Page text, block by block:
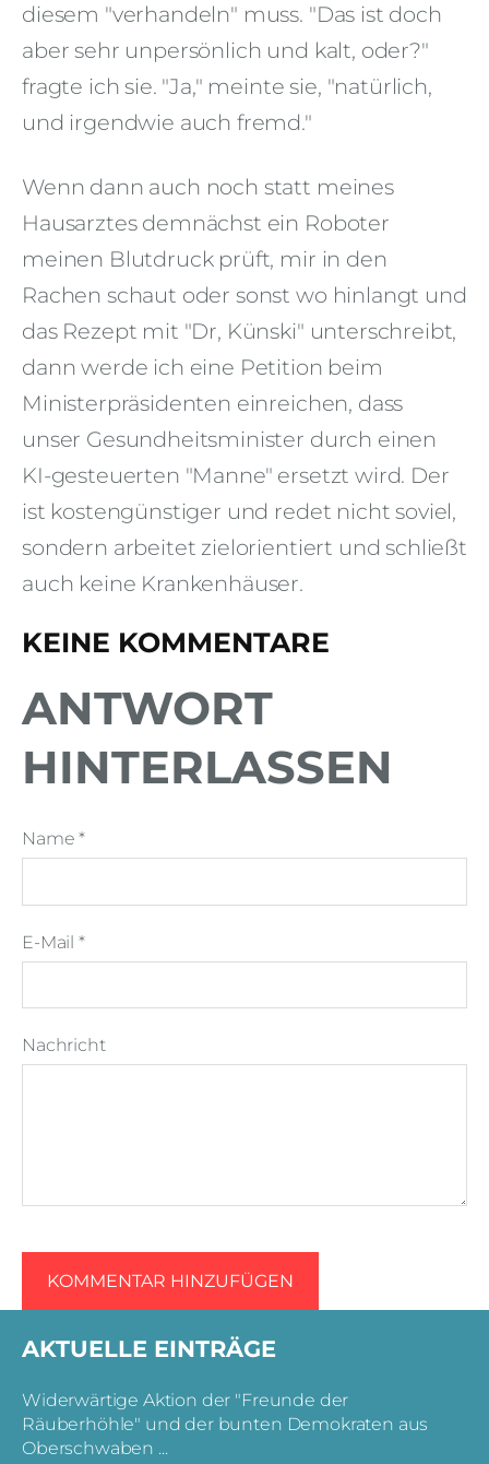
AKTUELLE EINTRÄGE
Widerwärtige Aktion der "Freunde der
Räuberhöhle" und der bunten Demokraten aus
Oberschwaben ...
diesem "verhandeln" muss. "Das ist doch
aber sehr unpersönlich und kalt, oder?"
fragte ich sie. "Ja," meinte sie, "natürlich,
und irgendwie auch fremd."
Wenn dann auch noch statt meines
Hausarztes demnächst ein Roboter
meinen Blutdruck prüft, mir in den
Rachen schaut oder sonst wo hinlangt und
das Rezept mit "Dr, Künski" unterschreibt,
dann werde ich eine Petition beim
Ministerpräsidenten einreichen, dass
unser Gesundheitsminister durch einen
KI-gesteuerten "Manne" ersetzt wird. Der
ist kostengünstiger und redet nicht soviel,
sondern arbeitet zielorientiert und schließt
auch keine Krankenhäuser.
KEINE KOMMENTARE
ANTWORT
HINTERLASSEN
Name *
E-Mail *
Nachricht